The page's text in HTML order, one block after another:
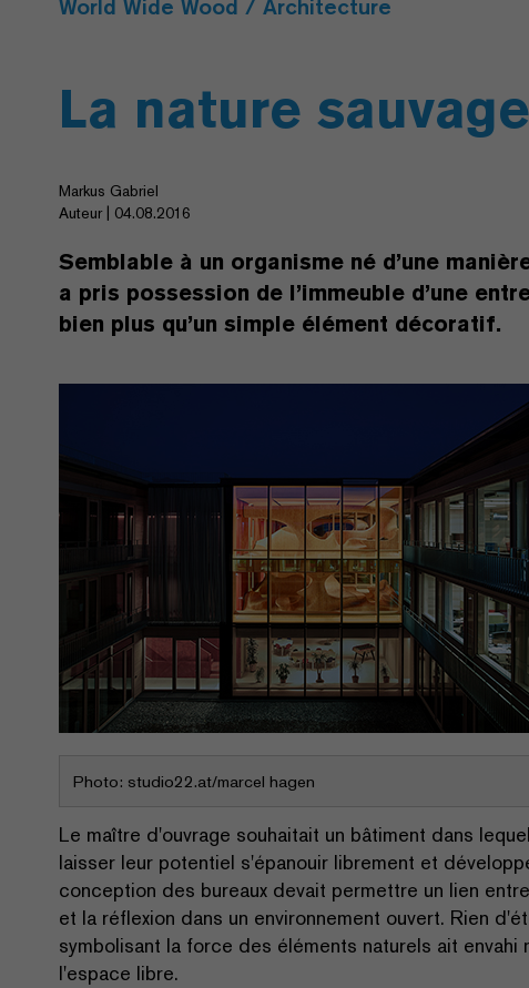
World Wide Wood / Architecture
La nature
Markus Gabriel
Auteur | 04.08.2016
Semblable à un organisme né d’une
a pris possession de l’immeuble d’une
bien plus qu’un simple élément décoratif.
Photo: studio22.at/marcel hagen
Le maître d'ouvrage souhaitait un bâtiment dans
laisser leur potentiel s'épanouir librement et
conception des bureaux devait permettre un lien
et la réflexion dans un environnement ouvert. Rien
symbolisant la force des éléments naturels ait envahi
l'espace libre.